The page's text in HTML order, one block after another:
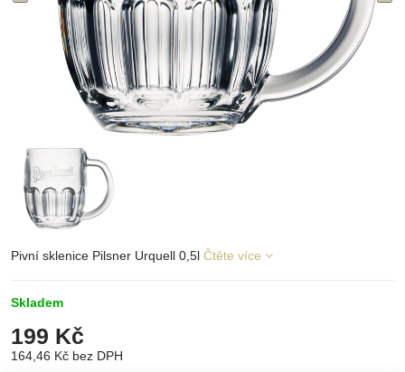
Pivní sklenice Pilsner Urquell 0,5l Čtěte více
Skladem
199 Kč
164,46 Kč bez DPH